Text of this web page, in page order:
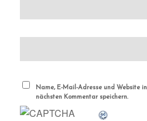
Name, E-Mail-Adresse und Website
nächsten Kommentar speichern.